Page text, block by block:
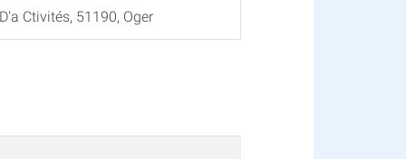
Ctivités, 51190, Oger